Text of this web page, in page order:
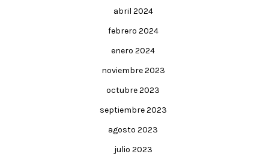
abril 2024
febrero 2024
enero 2024
noviembre 2023
octubre 2023
septiembre 2023
agosto 2023
julio 2023